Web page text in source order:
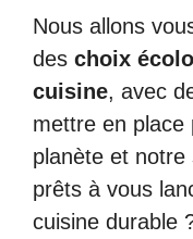
Nous allons
des choix
cuisine, avec
mettre en place
planète et notre
prêts à vous
cuisine durable